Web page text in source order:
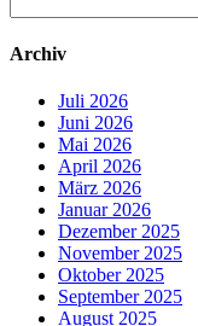
nach:
Archiv
Juli 2026
Juni 2026
Mai 2026
April 2026
März 2026
Januar 2026
Dezember 2025
November 2025
Oktober 2025
September 2025
August 2025